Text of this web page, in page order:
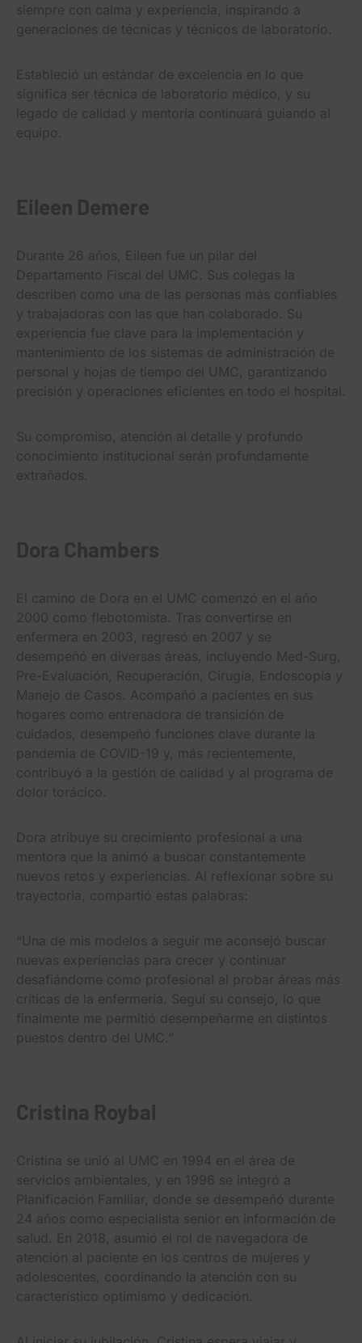
siempre con calma y experiencia, inspirando a
generaciones de técnicas y técnicos de laboratorio.
Estableció un estándar de excelencia en lo que
significa ser técnica de laboratorio médico, y su
legado de calidad y mentoría continuará guiando al
equipo.
Eileen Demere
Durante 26 años, Eileen fue un pilar del
Departamento Fiscal del UMC. Sus colegas la
describen como una de las personas más confiables
y trabajadoras con las que han colaborado. Su
experiencia fue clave para la implementación y
mantenimiento de los sistemas de administración de
personal y hojas de tiempo del UMC, garantizando
precisión y operaciones eficientes en todo el hospital.
Su compromiso, atención al detalle y profundo
conocimiento institucional serán profundamente
extrañados.
Dora Chambers
El camino de Dora en el UMC comenzó en el año
2000 como flebotomista. Tras convertirse en
enfermera en 2003, regresó en 2007 y se
desempeñó en diversas áreas, incluyendo Med-Surg,
Pre-Evaluación, Recuperación, Cirugía, Endoscopía y
Manejo de Casos. Acompañó a pacientes en sus
hogares como entrenadora de transición de
cuidados, desempeñó funciones clave durante la
pandemia de COVID-19 y, más recientemente,
contribuyó a la gestión de calidad y al programa de
dolor torácico.
Dora atribuye su crecimiento profesional a una
mentora que la animó a buscar constantemente
nuevos retos y experiencias. Al reflexionar sobre su
trayectoria, compartió estas palabras:
“Una de mis modelos a seguir me aconsejó buscar
nuevas experiencias para crecer y continuar
desafiándome como profesional al probar áreas más
críticas de la enfermería. Seguí su consejo, lo que
finalmente me permitió desempeñarme en distintos
puestos dentro del UMC.”
Cristina Roybal
Cristina se unió al UMC en 1994 en el área de
servicios ambientales, y en 1996 se integró a
Planificación Familiar, donde se desempeñó durante
24 años como especialista senior en información de
salud. En 2018, asumió el rol de navegadora de
atención al paciente en los centros de mujeres y
adolescentes, coordinando la atención con su
característico optimismo y dedicación.